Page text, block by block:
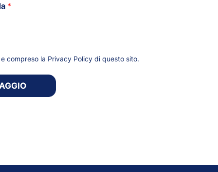
*
compreso la Privacy Policy di questo sito.